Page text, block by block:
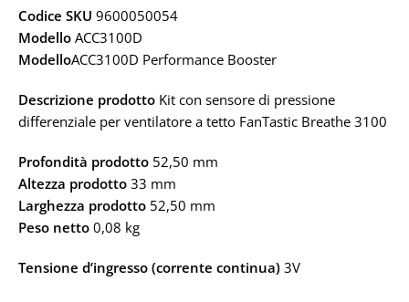
Codice SKU 9600050054
Modello ACC3100D
ModelloACC3100D Performance Booster
Descrizione prodotto Kit con sensore di pressione
differenziale per ventilatore a tetto FanTastic Breathe 3100
Profondità prodotto 52,50 mm
Altezza prodotto 33 mm
Larghezza prodotto 52,50 mm
Peso netto 0,08 kg
Tensione d’ingresso (corrente continua) 3V